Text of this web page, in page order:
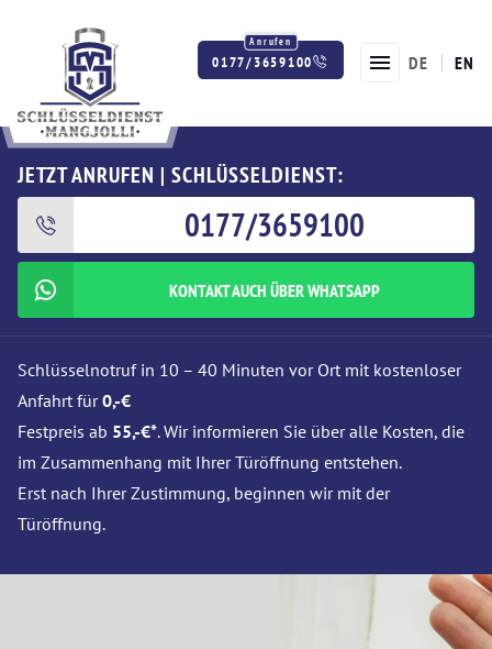
0177/3659100 DE EN
JETZT ANRUFEN | SCHLÜSSELDIENST:
0177/3659100
KONTAKT AUCH ÜBER WHATSAPP
Schlüsselnotruf in 10 – 40 Minuten vor Ort mit kostenloser
Anfahrt für0,-€
Festpreis ab 55,-€*. Wir informieren Sie über alle Kosten, die
im Zusammenhang mit Ihrer Türöffnung entstehen.
Erst nach Ihrer Zustimmung, beginnen wir mit der
Türöffnung.